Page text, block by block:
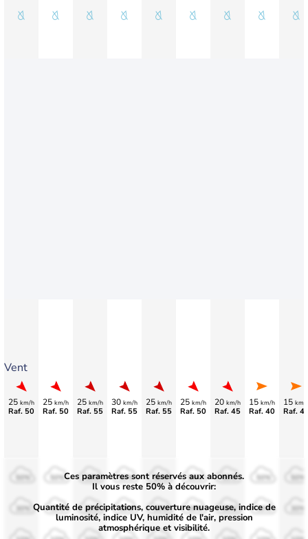
Vent
25 km/h
Raf. 50
25 km/h
Raf. 50
25 km/h
Raf. 55
30 km/h
Raf. 55
25 km/h
Raf. 55
25 km/h
Raf. 50
20 km/h
Raf. 45
15 km/h
Raf. 40
15 km/
Raf.
50%
30%
50%
30%
50%
30%
50%
30%
50%
30%
50%
30%
50%
30%
Ces paramètres sont réservés aux abonnés.
Il vous reste 50% à découvrir:
Quantité de précipitations, couverture nuageuse, indice de
luminosité, indice UV, humidité de l'air, pression
atmosphérique et visibilité.